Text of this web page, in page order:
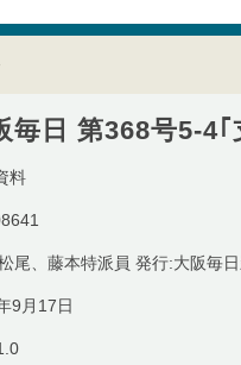
毎日 第368号5-4
料
尾、藤本特派員 発行:大阪毎
9月17日